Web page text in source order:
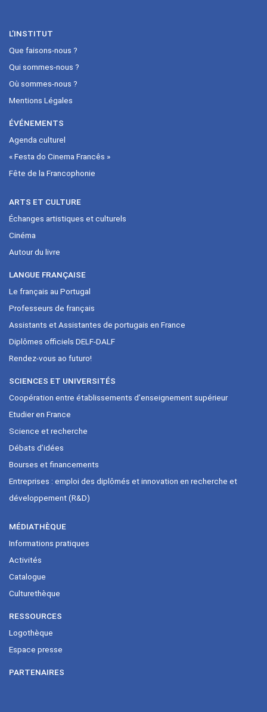
L’INSTITUT
Que faisons-nous ?
Qui sommes-nous ?
Où sommes-nous ?
Mentions Légales
ÉVÉNEMENTS
Agenda culturel
« Festa do Cinema Francês »
Fête de la Francophonie
ARTS ET CULTURE
Échanges artistiques et culturels
Cinéma
Autour du livre
LANGUE FRANÇAISE
Le français au Portugal
Professeurs de français
Assistants et Assistantes de portugais en France
Diplômes officiels DELF-DALF
Rendez-vous ao futuro!
SCIENCES ET UNIVERSITÉS
Coopération entre établissements d’enseignement supérieur
Etudier en France
Science et recherche
Débats d’idées
Bourses et financements
Entreprises : emploi des diplômés et innovation en recherche et
développement (R&D)
MÉDIATHÈQUE
Informations pratiques
Activités
Catalogue
Culturethèque
RESSOURCES
Logothèque
Espace presse
PARTENAIRES